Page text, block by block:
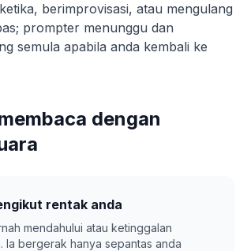
berimprovisasi, atau mengulang
prompter menunggu dan
semula apabila anda kembali ke
dengan
rentak anda
mendahului atau ketinggalan
Ia bergerak hanya sepantas anda